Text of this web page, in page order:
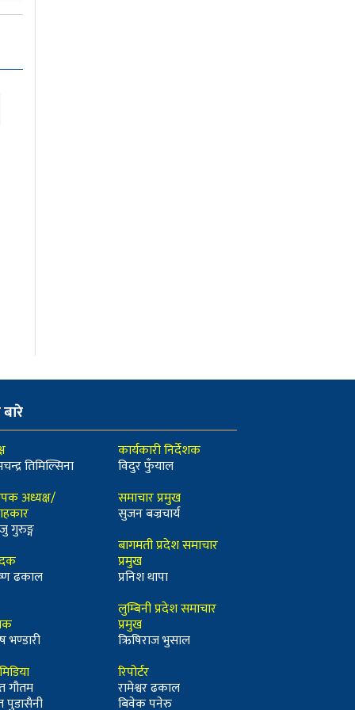
बारे
तिमिल्सिना
अध्यक्ष/
गुरुङ्ग
ढकाल
भण्डारी
गौतम
पुडासैनी
कार्यकारी निर्देशक
विदुर फुँयाल
समाचार प्रमुख
सुजन बज्रचार्य
बागमती प्रदेश समाचार
प्रमुख
प्रनिश थापा
लुम्बिनी प्रदेश समाचार
प्रमुख
ऋिषिराज भुसाल
रिपोर्टर
रामेश्वर ढकाल
बिवेक पनेरु